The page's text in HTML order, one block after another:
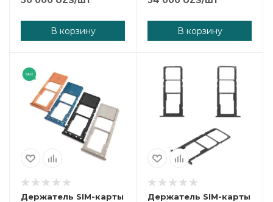
В корзину В корзину
Держатель SIM-карты
Держатель SIM-карты